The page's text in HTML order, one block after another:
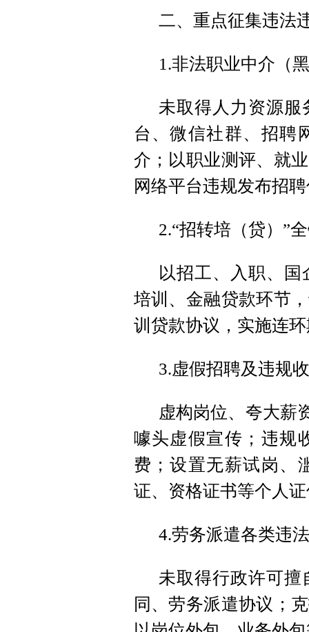
二、重点征集违法
1.非法职业中介（
未取得人力资源
台、微信社群、招聘
介；以职业测评、就
网络平台违规发布招
2.“招转培（贷）”
以招工、入职、
培训、金融贷款环节
训贷款协议，实施连
3.虚假招聘及违规
虚构岗位、夸大薪
噱头虚假宣传；违规
费；设置无薪试岗、
证、资格证书等个人
4.劳务派遣各类违
未取得行政许可
同、劳务派遣协议；